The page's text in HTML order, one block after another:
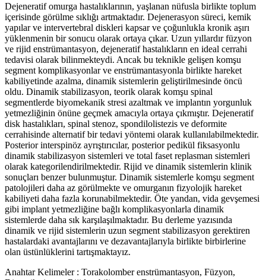
Dejeneratif omurga hastalıklarının, yaşlanan nüfusla birlikte toplum
içerisinde görülme sıklığı artmaktadır. Dejenerasyon süreci, kemik
yapılar ve intervertebral diskleri kapsar ve çoğunlukla kronik aşırı
yüklenmenin bir sonucu olarak ortaya çıkar. Uzun yıllardır füzyon
ve rijid enstrümantasyon, dejeneratif hastalıkların en ideal cerrahi
tedavisi olarak bilinmekteydi. Ancak bu teknikle gelişen komşu
segment komplikasyonlar ve enstrümantasyonla birlikte hareket
kabiliyetinde azalma, dinamik sistemlerin geliştirilmesinde öncü
oldu. Dinamik stabilizasyon, teorik olarak komşu spinal
segmentlerde biyomekanik stresi azaltmak ve implantın yorgunluk
yetmezliğinin önüne geçmek amacıyla ortaya çıkmıştır. Dejeneratif
disk hastalıkları, spinal stenoz, spondilolistezis ve deformite
cerrahisinde alternatif bir tedavi yöntemi olarak kullanılabilmektedir.
Posterior interspinöz ayrıştırıcılar, posterior pedikül fiksasyonlu
dinamik stabilizasyon sistemleri ve total faset replasman sistemleri
olarak kategorilendirilmektedir. Rijid ve dinamik sistemlerin klinik
sonuçları benzer bulunmuştur. Dinamik sistemlerle komşu segment
patolojileri daha az görülmekte ve omurganın fizyolojik hareket
kabiliyeti daha fazla korunabilmektedir. Öte yandan, vida gevşemesi
gibi implant yetmezliğine bağlı komplikasyonlarla dinamik
sistemlerde daha sık karşılaşılmaktadır. Bu derleme yazısında
dinamik ve rijid sistemlerin uzun segment stabilizasyon gerektiren
hastalardaki avantajlarını ve dezavantajlarıyla birlikte birbirlerine
olan üstünlüklerini tartışmaktayız.
Anahtar Kelimeler : Torakolomber enstrümantasyon, Füzyon,